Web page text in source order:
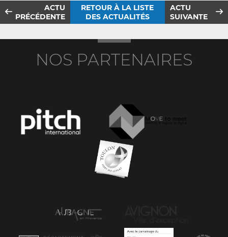
ACTU
PRÉCÉDENTE
RETOUR À LA LISTE
DES ACTUALITÉS
ACTU
SUIVANTE
NOS PARTENAIRES